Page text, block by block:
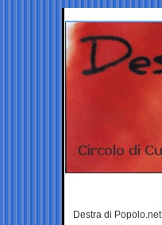
Destra di Popolo.net